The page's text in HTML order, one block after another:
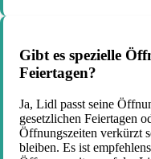
Gibt es spezielle
Feiertagen?
Ja, Lidl passt seine
gesetzlichen Feiertagen
Öffnungszeiten verkürzt
bleiben. Es ist